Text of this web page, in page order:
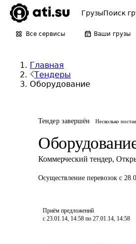
ГрузыПоиск
Все сервисы Ваши грузы
Главная
Тендеры
Оборудование
Тендер завершён Несколько
Коммерческий тендер,
Осуществление перевозок с
Приём предложений
с 23.01.14, 14:58 по 27.01.14, 14:58